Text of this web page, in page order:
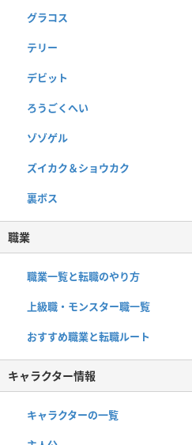
グラコス
テリー
デビット
ろうごくへい
ゾゾゲル
ズイカク＆ショウカク
裏ボス
職業
職業一覧と転職のやり方
上級職・モンスター職一覧
おすすめ職業と転職ルート
キャラクター情報
キャラクターの一覧